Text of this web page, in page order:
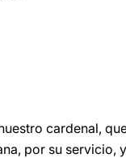
cardenal,
por su servicio,